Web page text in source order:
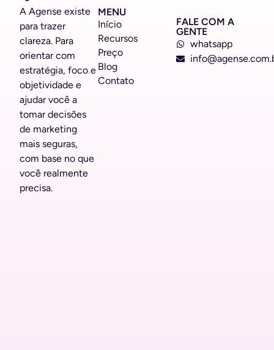
A Agense existe
para trazer
clareza. Para
orientar com
estratégia, foco e
objetividade e
ajudar você a
tomar decisões
de marketing
mais seguras,
com base no que
você realmente
precisa.
MENU
Início
Recursos
Preço
Blog
Contato
FALE COM A
GENTE
whatsapp